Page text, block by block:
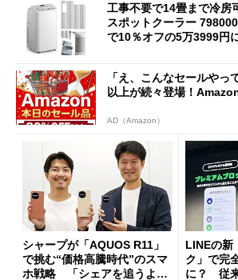
工事不要で14畳まで冷房
スポットクーラー
で10％オフの5万3999円
「え、こんなセールやっ
以上が続々登場！
AD（Amazon）
シャープが「AQUOS R11」
で挑む“価格高騰時代”のスマ
ホ戦略 「シェアを追うより
LINEの新
ク」で完
に？ 従